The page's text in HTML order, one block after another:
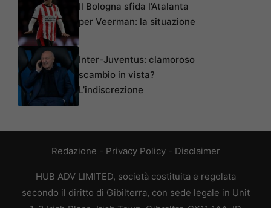
Il Bologna sfida l’Atalanta
per Veerman: la situazione
Inter-Juventus: clamoroso
scambio in vista?
L’indiscrezione
Redazione - Privacy Policy- Disclaimer
HUB ADV LIMITED, società costituita e regolata
secondo il diritto di Gibilterra, con sede legale in Unit